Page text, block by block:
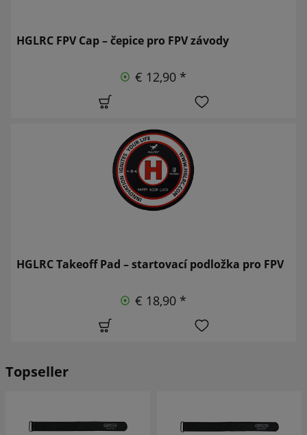
HGLRC FPV Cap – čepice pro FPV závody
€ 12,90 *
HGLRC Takeoff Pad – startovací podložka pro FPV
€ 18,90 *
Topseller